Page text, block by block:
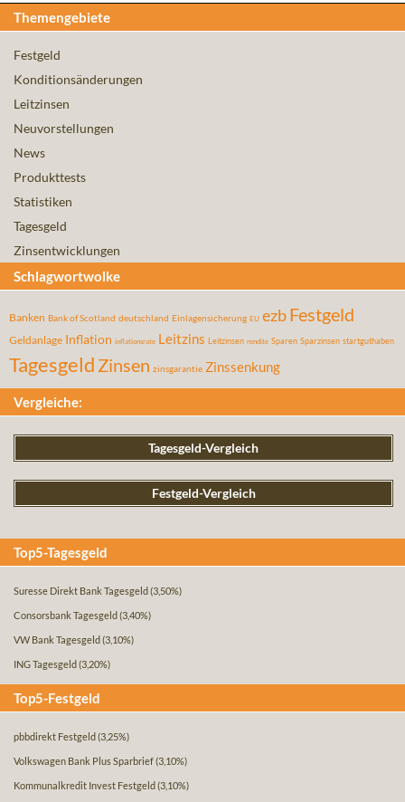
Themengebiete
Festgeld
Konditionsänderungen
Leitzinsen
Neuvorstellungen
News
Produkttests
Statistiken
Tagesgeld
Zinsentwicklungen
Schlagwortwolke
Banken Bank of Scotland deutschland Einlagensicherung EU ezbFestgeld
Geldanlage Inflation inflationsrate Leitzins Leitzinsen rendite Sparen Sparzinsen startguthaben
Tagesgeld Zinsen zinsgarantie Zinssenkung
Vergleiche:
Tagesgeld-Vergleich
Festgeld-Vergleich
Top5-Tagesgeld
Suresse Direkt Bank Tagesgeld (3,50%)
Consorsbank Tagesgeld (3,40%)
VW Bank Tagesgeld (3,10%)
ING Tagesgeld (3,20%)
Top5-Festgeld
pbbdirekt Festgeld (3,25%)
Volkswagen Bank Plus Sparbrief(3,10%)
Kommunalkredit Invest Festgeld (3,10%)